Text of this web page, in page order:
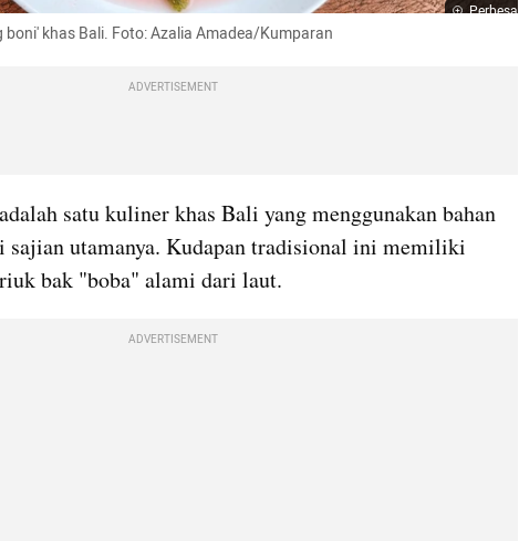
Perbesar
khas Bali. Foto: Azalia Amadea/Kumparan
ADVERTISEMENT
sajian utamanya. Kudapan tradisional ini memiliki
bak "boba" alami dari laut.
ADVERTISEMENT